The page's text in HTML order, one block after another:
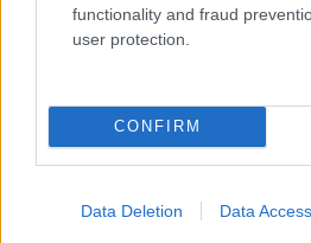
functionality and fraud
user protection.
CONFIRM
Data Deletion Data Access
Οι 4 κορυφαίες ταξιδιωτικές
Ευρώπη